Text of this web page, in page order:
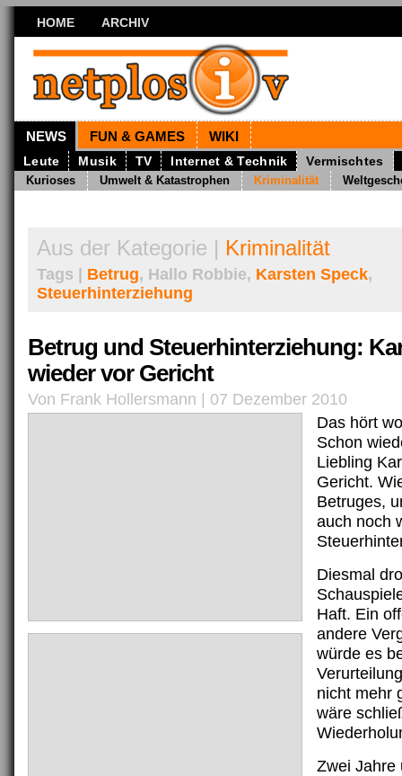
HOME ARCHIV
NEWS FUN & GAMES WIKI
Leute Musik TV Internet & Technik Vermischtes
Kurioses Umwelt & Katastrophen Kriminalität
Aus der Kategorie | Kriminalität
Tags | Betrug, Hallo Robbie, Karsten Speck,
Steuerhinterziehung
Betrug und Steuerhinterziehung:
wieder vor Gericht
Von Frank Hollersmann | 07 Dezember 2010
Das hört
Schon
Liebling
Gericht.
Betruges,
auch noch
Diesmal
Haft. Ein
andere
würde es
nicht mehr
wäre
Zwei Jahre